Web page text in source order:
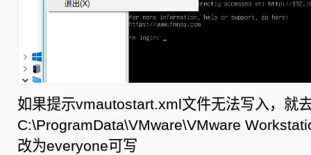
如果提示vmautostart.xml文件无法写入，就
C:\ProgramData\VMware\VMware
改为everyone可写